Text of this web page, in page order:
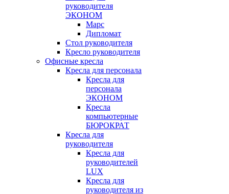
руководителя
ЭКОНОМ
Марс
Дипломат
Стол руководителя
Кресло руководителя
Офисные кресла
Кресла для персонала
Кресла для
персонала
ЭКОНОМ
Кресла
компьютерные
БЮРОКРАТ
Кресла для
руководителя
Кресла для
руководителей
LUX
Кресла для
руководителя из